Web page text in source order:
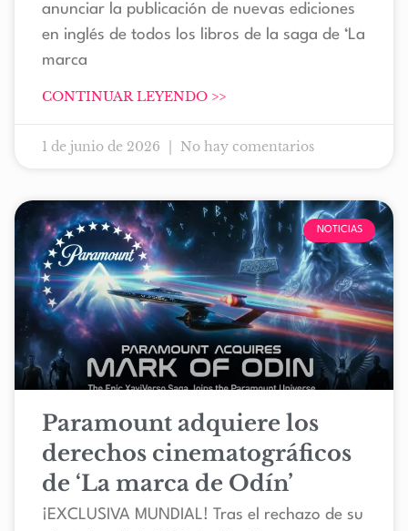
anunciar la publicación de nuevas ediciones
en inglés de todos los libros de la saga de ‘La
marca
CONTINUAR LEYENDO >>
1 de junio de 2026 No hay comentarios
NOTICIAS
Paramount adquiere los
derechos cinematográficos
de ‘La marca de Odín’
¡EXCLUSIVA MUNDIAL! Tras el rechazo de su